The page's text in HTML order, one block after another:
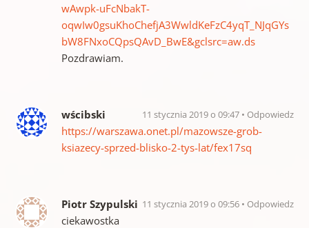
wAwpk-uFcNbakT-
oqwIw0gsuKhoChefjA3WwldKeFzC4yqT_NJqGYs
bW8FNxoCQpsQAvD_BwE&gclsrc=aw.ds
Pozdrawiam.
wścibski 11 stycznia 2019 o 09:47 Odpowiedz
https://warszawa.onet.pl/mazowsze-grob-
ksiazecy-sprzed-blisko-2-tys-lat/fex17sq
Piotr Szypulski 11 stycznia 2019 o 09:56 Odpowiedz
ciekawostka